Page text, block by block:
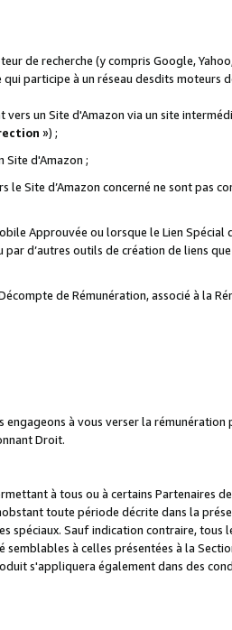
de recherche (y compris Google,
participe à un réseau desdits moteurs
un Site d'Amazon via un site
») ;
Site d'Amazon ;
Site d’Amazon concerné ne sont pas
Approuvée ou lorsque le Lien Spécial
par d’autres outils de création de liens
de Rémunération, associé à la
engageons à vous verser la rémunération
Droit.
à tous ou à certains Partenaires
toute période décrite dans la
spéciaux. Sauf indication contraire, tous
à celles présentées à la
s'appliquera également dans des